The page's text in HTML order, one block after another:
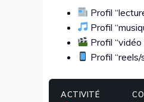
Profil
Profil
Profil
Profil
ACTIVITÉ